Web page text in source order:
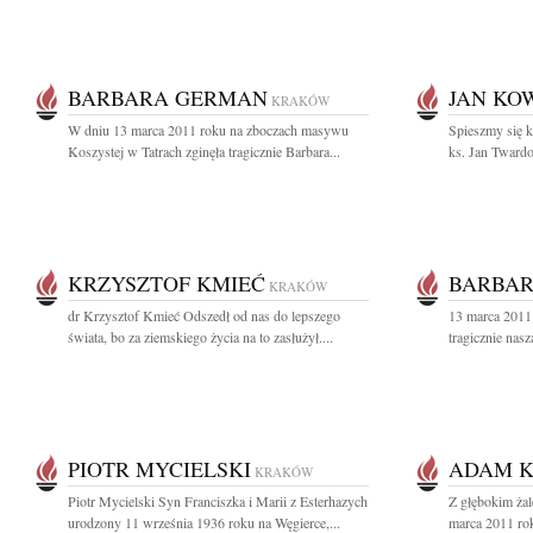
BARBARA GERMAN KRAKÓW
W dniu 13 marca 2011 roku na zboczach masywu
Koszystej w Tatrach zginęła tragicznie Barbara...
JAN
Spieszmy się
ks. Jan
KRZYSZTOF KMIEĆ KRAKÓW
dr Krzysztof Kmieć Odszedł od nas do lepszego
świata, bo za ziemskiego życia na to zasłużył....
13 marca
tragicznie
PIOTR MYCIELSKI KRAKÓW
Piotr Mycielski Syn Franciszka i Marii z Esterhazych
urodzony 11 września 1936 roku na Węgierce,...
ADAM
Z głębokim
marca 2011